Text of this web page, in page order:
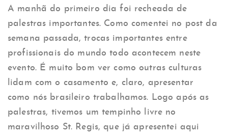
A manhã do primeiro dia foi recheada de
palestras importantes. Como comentei no post da
semana passada, trocas importantes entre
profissionais do mundo todo acontecem neste
evento. É muito bom ver como outras culturas
lidam com o casamento e, claro, apresentar
como nós brasileiro trabalhamos. Logo após as
palestras, tivemos um tempinho livre no
maravilhoso St. Regis, que já apresentei aqui